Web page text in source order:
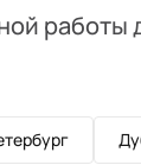
работы